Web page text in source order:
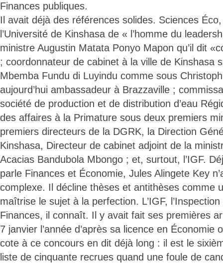
Finances publiques.
Il avait déjà des références solides. Sciences
l’Université de Kinshasa de « l’homme du
ministre Augustin Matata Ponyo Mapon qu’il dit
; coordonnateur de cabinet à la ville de Kinshasa
Mbemba Fundu di Luyindu comme sous
aujourd’hui ambassadeur à Brazzaville ;
société de production et de distribution d’eau
des affaires à la Primature sous deux premiers
premiers directeurs de la DGRK, la Direction
Kinshasa, Directeur de cabinet adjoint de la
Acacias Bandubola Mbongo ; et, surtout, l’IGF.
parle Finances et Économie, Jules Alingete Key
complexe. Il décline thèses et antithèses comme
maîtrise le sujet à la perfection. L’IGF,
Finances, il connaît. Il y avait fait ses premières
7 janvier l’année d’après sa licence en Économie
cote à ce concours en dit déjà long : il est le
liste de cinquante recrues quand une foule de